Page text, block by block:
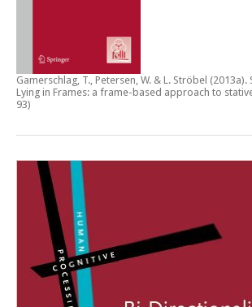
Gamerschlag, T., Petersen, W. & L. Ströbel (2013a).
Lying in Frames: a frame-based approach to
93)